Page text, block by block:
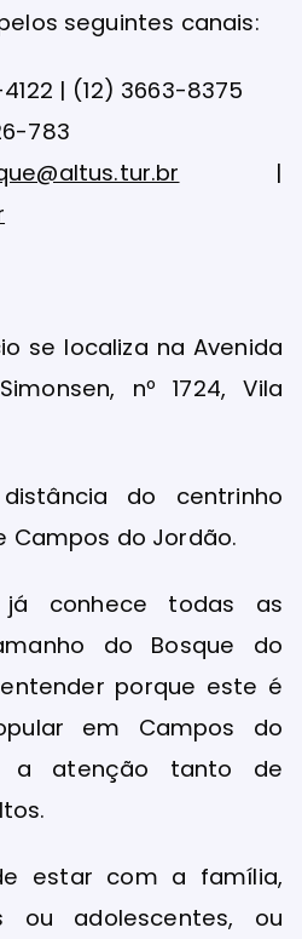
seguintes canais:
| (12) 3663-8375
783
|
se localiza na Avenida
nº 1724, Vila
do centrinho
Campos do Jordão.
conhece todas as
do Bosque do
porque este é
em Campos do
a atenção tanto de
estar com a família,
ou adolescentes, ou